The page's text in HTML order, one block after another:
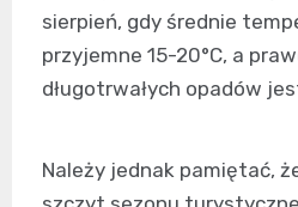
sierpień, gdy średnie
przyjemne 15-20°C, a
długotrwałych opadów
Należy jednak pamiętać,